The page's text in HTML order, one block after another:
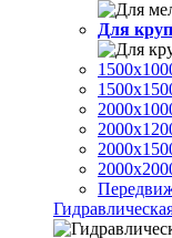
Для